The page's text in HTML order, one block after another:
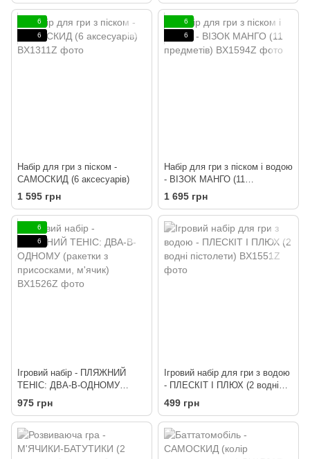
6
6
Набір для гри з піском -
САМОСКИД (6 аксесуарів)
1 595 грн
6
6
Набір для гри з піском і водою
- ВІЗОК МАНГО (11
предметів)
1 695 грн
6
6
Ігровий набір - ПЛЯЖНИЙ
ТЕНІС: ДВА-В-ОДНОМУ
(ракетки з присосками, м'ячик)
975 грн
Ігровий набір для гри з водою
- ПЛЕСКІТ І ПЛЮХ (2 водні
пістолети)
499 грн